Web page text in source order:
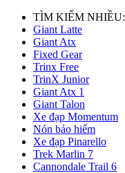
TÌM KIẾM NHIỀU:
Giant Latte
Giant Atx
Fixed Gear
Trinx Free
TrinX Junior
Giant Atx 1
Giant Talon
Xe đạp Momentum
Nón bảo hiểm
Xe đạp Pinarello
Trek Marlin 7
Cannondale Trail 6